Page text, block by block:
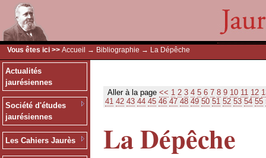
Vous êtes ici >> Accueil → Bibliographie → La Dépêche
Actualités
jaurésiennes
Société d'études
jaurésiennes
Les Cahiers Jaurès
Aller à la page << 1 2 3 4 5 6 7 8 9 10 11 12
41 42 43 44 45 46 47 48 49 50 51 52 53 54 55
La Dépêche